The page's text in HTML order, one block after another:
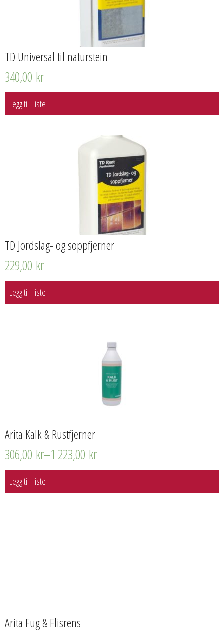
TD Universal til naturstein
340,00 kr
Legg til i liste
TD Jordslag- og soppfjerner
229,00 kr
Legg til i liste
Arita Kalk & Rustfjerner
306,00 kr–1 223,00 kr
Legg til i liste
Arita Fug & Flisrens